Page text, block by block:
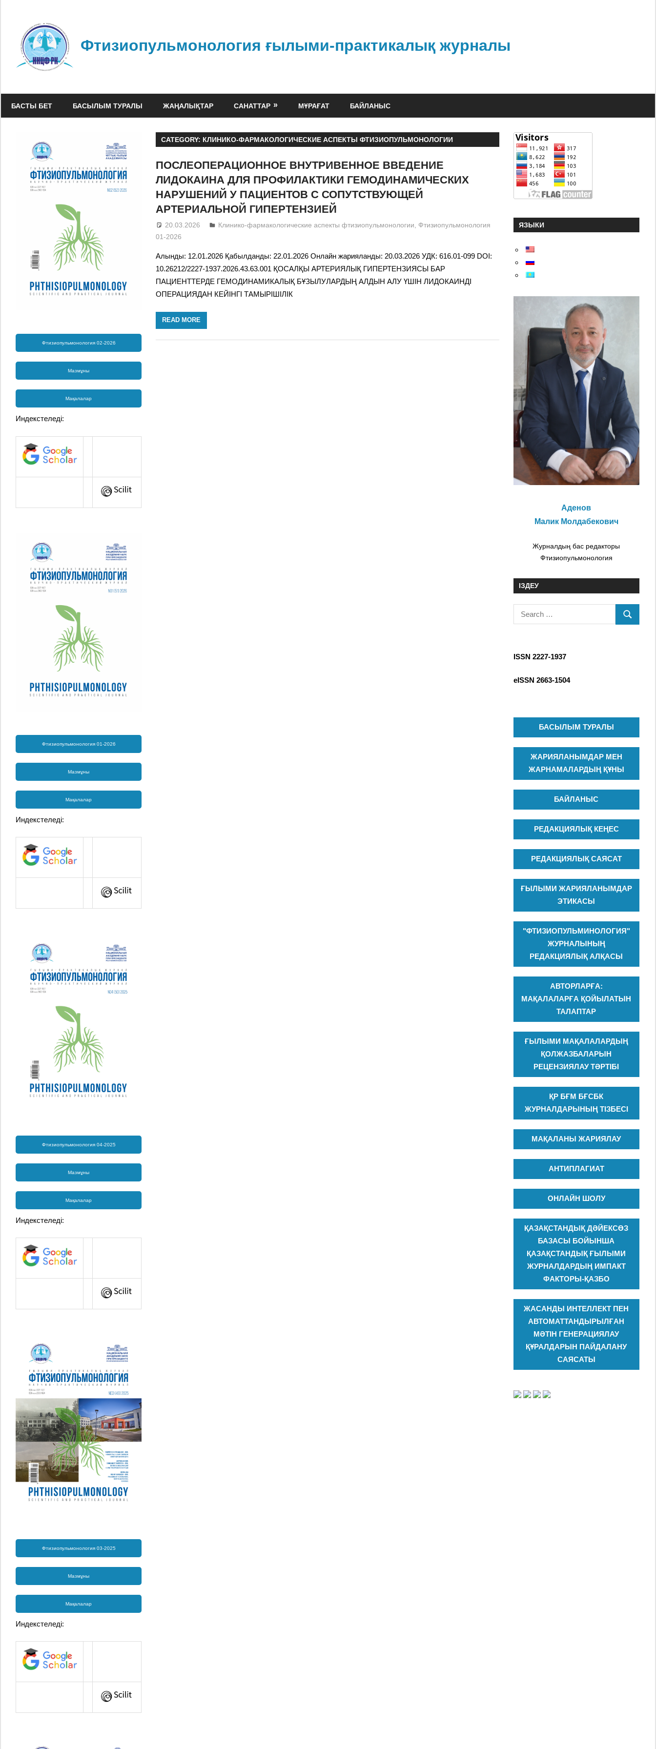
Фтизиопульмонология ғылыми-практикалық журналы
БАСТЫ БЕТ БАСЫЛЫМ ТУРАЛЫ ЖАҢАЛЫҚТАР САНАТТАР МҰРАҒАТ БАЙЛАНЫС
CATEGORY: КЛИНИКО-ФАРМАКОЛОГИЧЕСКИЕ АСПЕКТЫ ФТИЗИОПУЛЬМОНОЛОГИИ
ПОСЛЕОПЕРАЦИОННОЕ ВНУТРИВЕННОЕ ВВЕДЕНИЕ
ЛИДОКАИНА ДЛЯ ПРОФИЛАКТИКИ ГЕМОДИНАМИЧЕСКИХ
НАРУШЕНИЙ У ПАЦИЕНТОВ С СОПУТСТВУЮЩЕЙ
АРТЕРИАЛЬНОЙ ГИПЕРТЕНЗИЕЙ
20.03.2026 admin
Клинико-фармакологические аспекты фтизиопульмонологии, Фтизиопульмонология
01-2026
Алынды: 12.01.2026 Қабылданды: 22.01.2026 Онлайн жарияланды: 20.03.2026 УДК: 616.01-099 DOI:
10.26212/2227-1937.2026.43.63.001 ҚОСАЛҚЫ АРТЕРИЯЛЫҚ ГИПЕРТЕНЗИЯСЫ БАР
ПАЦИЕНТТЕРДЕ ГЕМОДИНАМИКАЛЫҚ БҰЗЫЛУЛАРДЫҢ АЛДЫН АЛУ ҮШІН ЛИДОКАИНДІ
ОПЕРАЦИЯДАН КЕЙІНГІ ТАМЫРІШІЛІК
READ MORE
Фтизиопульмонология 02-2026
Мазмұны
Мақалалар
Индекстеледі:
Фтизиопульмонология 01-2026
Мазмұны
Мақалалар
Индекстеледі:
Фтизиопульмонология 04-2025
Мазмұны
Мақалалар
Индекстеледі:
Фтизиопульмонология 03-2025
Мазмұны
Мақалалар
Индекстеледі:
ЯЗЫКИ
Аденов
Малик Молдабекович
Журналдың бас редакторы
Фтизиопульмонология
ІЗДЕУ
e
c
ISSN 2227-1937
eISSN 2663-1504
БАСЫЛЫМ ТУРАЛЫ
ЖАРИЯЛАНЫМДАР МЕН
ЖАРНАМАЛАРДЫҢ ҚҰНЫ
БАЙЛАНЫС
РЕДАКЦИЯЛЫҚ КЕҢЕС
РЕДАКЦИЯЛЫҚ САЯСАТ
ҒЫЛЫМИ ЖАРИЯЛАНЫМДАР
ЭТИКАСЫ
"ФТИЗИОПУЛЬМИНОЛОГИЯ"
ЖУРНАЛЫНЫҢ
РЕДАКЦИЯЛЫҚ АЛҚАСЫ
АВТОРЛАРҒА:
МАҚАЛАЛАРҒА ҚОЙЫЛАТЫН
ТАЛАПТАР
ҒЫЛЫМИ МАҚАЛАЛАРДЫҢ
ҚОЛЖАЗБАЛАРЫН
РЕЦЕНЗИЯЛАУ ТӘРТІБІ
ҚР БҒМ БҒСБК
ЖУРНАЛДАРЫНЫҢ ТІЗБЕСІ
МАҚАЛАНЫ ЖАРИЯЛАУ
АНТИПЛАГИАТ
ОНЛАЙН ШОЛУ
ҚАЗАҚСТАНДЫҚ ДӘЙЕКСӨЗ
БАЗАСЫ БОЙЫНША
ҚАЗАҚСТАНДЫҚ ҒЫЛЫМИ
ЖУРНАЛДАРДЫҢ ИМПАКТ
ФАКТОРЫ-ҚАЗБО
ЖАСАНДЫ ИНТЕЛЛЕКТ ПЕН
АВТОМАТТАНДЫРЫЛҒАН
МӘТІН ГЕНЕРАЦИЯЛАУ
ҚҰРАЛДАРЫН ПАЙДАЛАНУ
САЯСАТЫ